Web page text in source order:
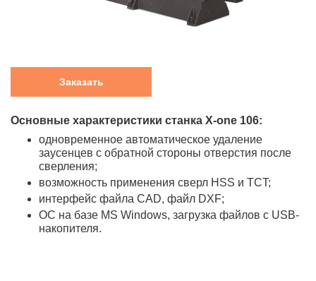
Заказать
Основные характеристики станка X-one 106:
одновременное автоматическое удаление
заусенцев с обратной стороны отверстия после
сверления;
возможность применения сверл HSS и TCT;
интерфейс файла CAD, файл DXF;
ОС на базе MS Windows, загрузка файлов с USB-
накопителя.